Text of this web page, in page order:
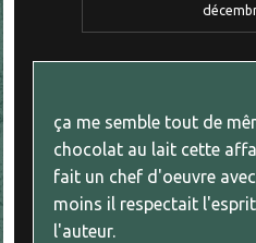
ça me semble tout de
chocolat au lait cette
fait un chef d'oeuvre
moins il respectait
l'auteur.